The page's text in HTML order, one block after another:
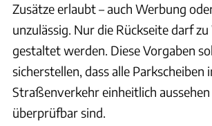
Zusätze erlaubt – auch Werbung
unzulässig. Nur die Rückseite darf
gestaltet werden. Diese Vorgaben
sicherstellen, dass alle Parkscheiben
Straßenverkehr einheitlich
überprüfbar sind.